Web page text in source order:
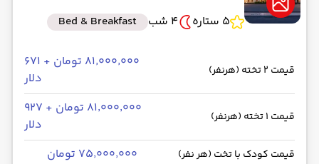
5 ستاره
4 شب Bed & Breakfast
قیمت 2 تخته (هرنفر)
۸۱٬۰۰۰٬۰۰۰ تومان + ۶۷۱
دلار
قیمت 1 تخته (هرنفر)
۸۱٬۰۰۰٬۰۰۰ تومان + ۹۲۷
دلار
قیمت کودک با تخت (هر نفر) ۷۵٬۰۰۰٬۰۰۰ تومان